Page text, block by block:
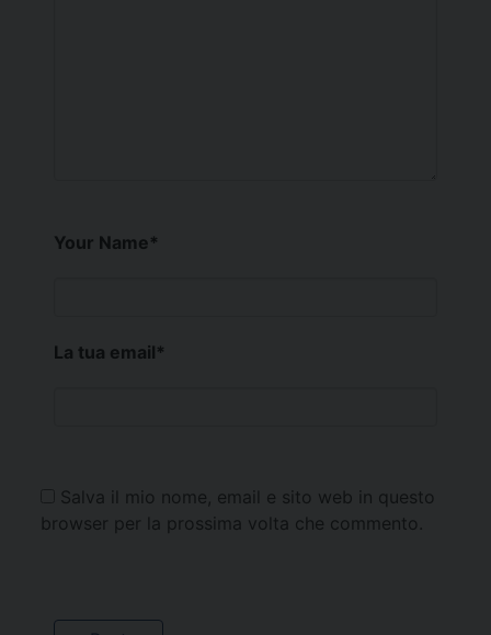
Your Name*
La tua email*
Salva il mio nome, email e sito web in questo
browser per la prossima volta che commento.